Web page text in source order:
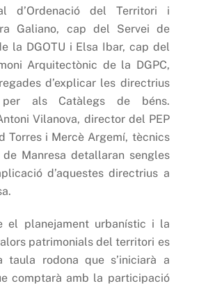
d’Ordenació del Territori i
Galiano, cap del Servei de
la DGOTU i Elsa Ibar, cap del
Arquitectònic de la DGPC,
d’explicar les directrius
als Catàlegs de béns.
Vilanova, director del PEP
Torres i Mercè Argemí, tècnics
de Manresa detallaran sengles
d’aquestes directrius a
el planejament urbanístic i la
patrimonials del territori es
taula rodona que s’iniciarà a
comptarà amb la participació